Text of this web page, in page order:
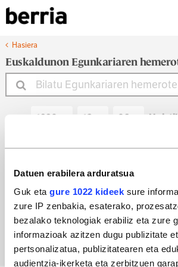
Datuen erabilera arduratsua
Guk eta gure 1022 kideek sure
zure IP zenbakia, esaterako,
bezalako teknologiak erabiliz eta zure
informazioak azitzen dugu publizitate
pertsonalizatua, publizitatearen eta
audientzia-ikerketa eta zerbitzuen
Hasiera
Euskaldunon Egunkariaren
Noiztik
Noiz
Bilatu egun bateko edizioa